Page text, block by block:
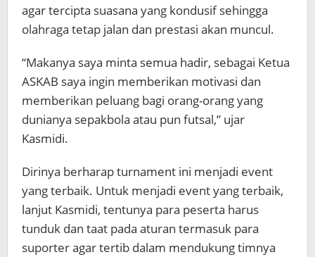
agar tercipta suasana yang kondusif sehingga
olahraga tetap jalan dan prestasi akan muncul.
“Makanya saya minta semua hadir, sebagai Ketua
ASKAB saya ingin memberikan motivasi dan
memberikan peluang bagi orang-orang yang
dunianya sepakbola atau pun futsal,” ujar
Kasmidi.
Dirinya berharap turnament ini menjadi event
yang terbaik. Untuk menjadi event yang terbaik,
lanjut Kasmidi, tentunya para peserta harus
tunduk dan taat pada aturan termasuk para
suporter agar tertib dalam mendukung timnya